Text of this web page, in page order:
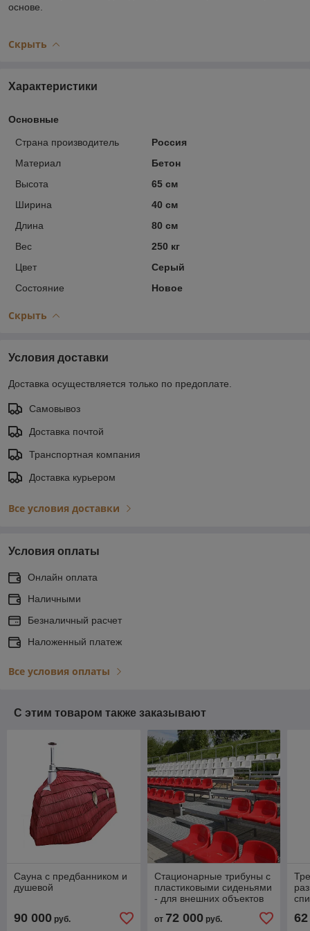
основе.
Скрыть
Характеристики
Основные
Страна производитель
Россия
Материал
Бетон
Высота
65 см
Ширина
40 см
Длина
80 см
Вес
250 кг
Цвет
Серый
Состояние
Новое
Скрыть
Условия доставки
Доставка осуществляется только по предоплате.
Самовывоз
Доставка почтой
Транспортная компания
Доставка курьером
Все условия доставки
Условия оплаты
Онлайн оплата
Наличными
Безналичный расчет
Наложенный платеж
Все условия оплаты
С этим товаром также заказывают
Сауна с предбанником и
душевой
90 000 руб.
Стационарные трибуны с
пластиковыми сиденьями
- для внешних объектов
от 72 000руб.